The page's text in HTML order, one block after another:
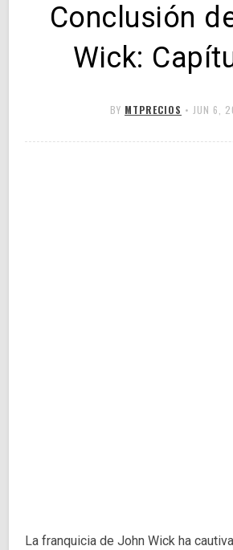
Conclusión
Wick:
BY MTPRECIOS • JUN 6,
La franquicia de John Wick ha